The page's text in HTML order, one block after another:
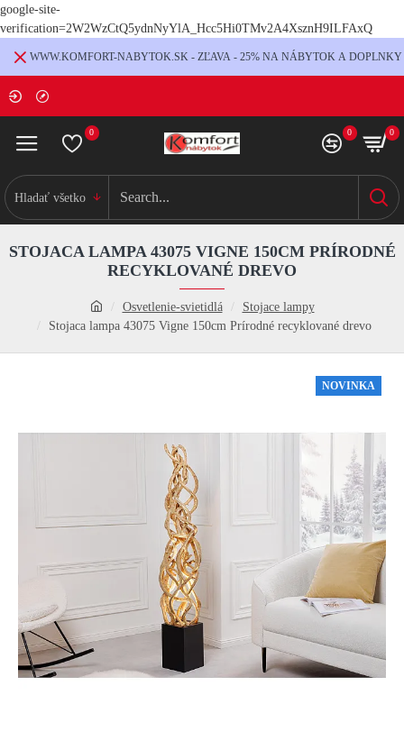
google-site-
verification=2W2WzCtQ5ydnNyYlA_Hcc5Hi0TMv2A4XsznH9ILFAxQ
WWW.KOMFORT-NABYTOK.SK - ZĽAVA - 25% NA NÁBYTOK A DOPLNKY
0 0 0
Hladať všetko
Osvetlenie-svietidlá
Stojace lampy
Stojaca lampa 43075 Vigne 150cm Prírodné recyklované drevo
STOJACA LAMPA 43075 VIGNE 150CM PRÍRODNÉ
RECYKLOVANÉ DREVO
NOVINKA